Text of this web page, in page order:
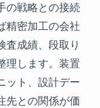
の戦略との接続
精密加工の会社
査成績、段取り
理します。装置
ット、設計デー
先との関係が価